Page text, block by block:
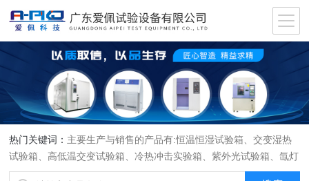
热门关键词： 主要生产与销售的产品有:恒温恒湿试验箱、交变湿热
试验箱、高低温交变试验箱、冷热冲击实验箱、紫外光试验箱、氙灯
老化箱、恒温恒湿实验室、沙尘试验箱、淋雨试验箱、盐水喷雾试验